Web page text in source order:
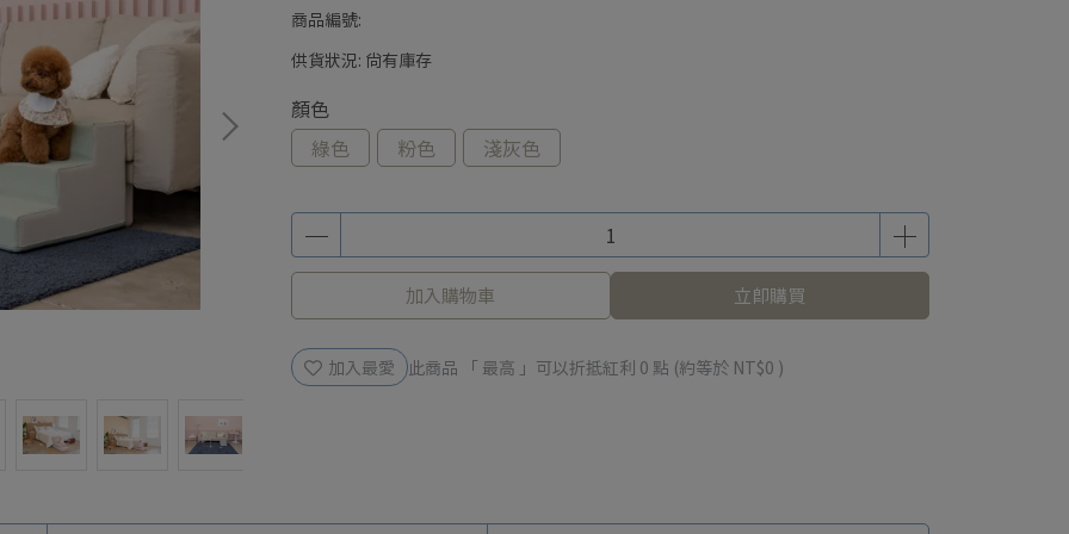
商品編號:
供貨狀況: 尚有庫存
顏色
綠色
粉色 淺灰色
加入購物車 立即購買
加入最愛 此商品 「 最高 」可以折抵紅利 0 點 (約等於 NT$0 )